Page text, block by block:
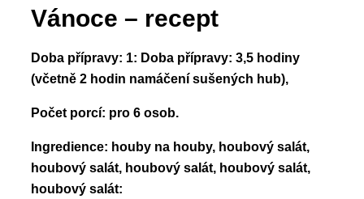
Vánoce – recept
Doba přípravy: 1: Doba přípravy: 3,5 hodiny
(včetně 2 hodin namáčení sušených hub),
Počet porcí: pro 6 osob.
Ingredience: houby na houby, houbový salát,
houbový salát, houbový salát, houbový salát,
houbový salát: